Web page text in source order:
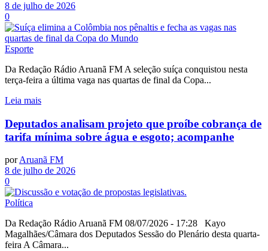
8 de julho de 2026
0
Esporte
Da Redação Rádio Aruanã FM A seleção suíça conquistou nesta
terça-feira a última vaga nas quartas de final da Copa...
Leia mais
Deputados analisam projeto que proíbe cobrança de
tarifa mínima sobre água e esgoto; acompanhe
por Aruanã FM
8 de julho de 2026
0
Política
Da Redação Rádio Aruanã FM 08/07/2026 - 17:28 Kayo
Magalhães/Câmara dos Deputados Sessão do Plenário desta quarta-
feira A Câmara...